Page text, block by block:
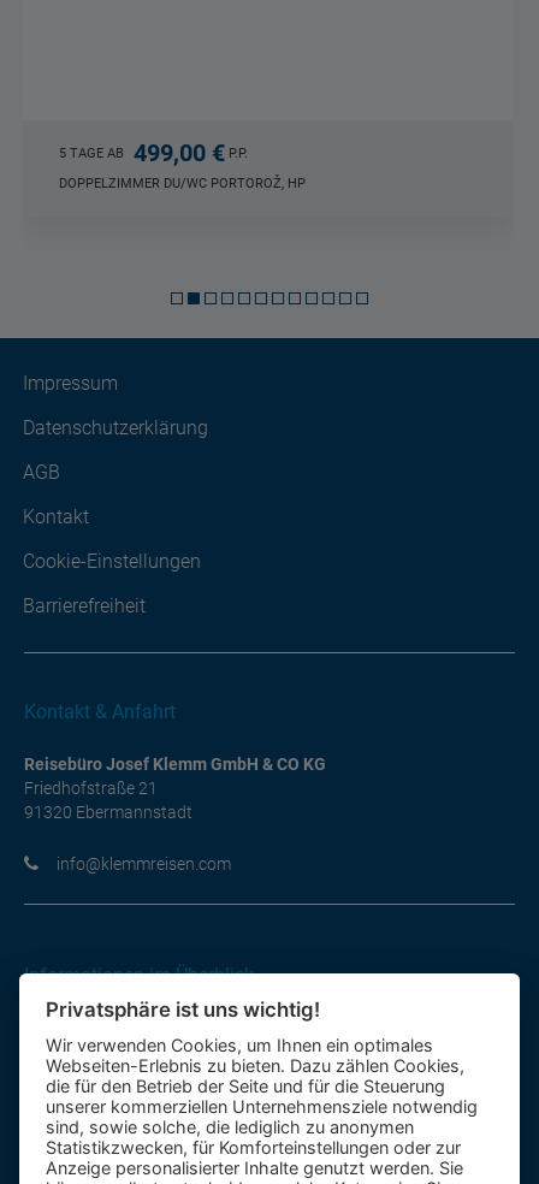
4 TAGE AB 550,00 €
DOPPELZIMMER DU/WC SÜDTIROL, HP
Impressum
Datenschutzerklärung
AGB
Kontakt
Cookie-Einstellungen
Barrierefreiheit
Kontakt & Anfahrt
Reisebüro Josef Klemm GmbH & CO KG
Friedhofstraße 21
91320 Ebermannstadt
moc.nesiermmelk@ofni
Informationen im Überblick
Gutscheine
Kontakt-Formular
Anfahrt
Mietbus
Reisebewertung
Privatsphäre ist uns wichtig!
Wir verwenden Cookies, um Ihnen ein optimales
Webseiten-Erlebnis zu bieten. Dazu zählen Cookies,
die für den Betrieb der Seite und für die Steuerung
unserer kommerziellen Unternehmensziele notwendig
sind, sowie solche, die lediglich zu anonymen
Statistikzwecken, für Komforteinstellungen oder zur
Anzeige personalisierter Inhalte genutzt werden. Sie